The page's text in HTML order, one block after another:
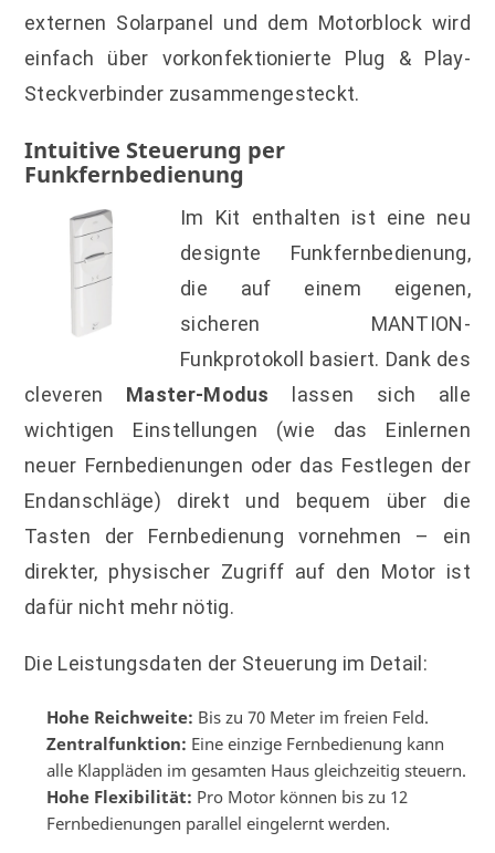
externen Solarpanel und dem Motorblock wird
einfach über vorkonfektionierte Plug & Play-
Steckverbinder zusammengesteckt.
Intuitive Steuerung per
Funkfernbedienung
Im Kit enthalten ist eine neu
designte Funkfernbedienung,
die auf einem eigenen,
sicheren MANTION-
Funkprotokoll basiert. Dank des
cleveren Master-Modus lassen sich alle
wichtigen Einstellungen (wie das Einlernen
neuer Fernbedienungen oder das Festlegen der
Endanschläge) direkt und bequem über die
Tasten der Fernbedienung vornehmen – ein
direkter, physischer Zugriff auf den Motor ist
dafür nicht mehr nötig.
Die Leistungsdaten der Steuerung im Detail:
Hohe Reichweite: Bis zu 70 Meter im freien Feld.
Zentralfunktion: Eine einzige Fernbedienung kann
alle Klappläden im gesamten Haus gleichzeitig steuern.
Hohe Flexibilität: Pro Motor können bis zu 12
Fernbedienungen parallel eingelernt werden.